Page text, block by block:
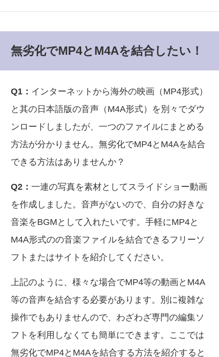
無劣化でMP4とM4Aを結合したい！
Q1： インターネットから海外の映画（MP4形式）
と其の日本語版の音声（M4A形式）を別々でダウ
ンロードしましたが、一つのファイルにまとめる
方法が分かりません。無劣化でMP4とM4Aを結合
できる方法はありませんか？
Q2：一連の写真を素材としてスライドショー動画
を作成しました。音声がないので、自分の好きな
音楽をBGMとして入れたいです。手軽にMP4と
M4A形式のの音楽ファイルを結合できるフリーソ
フトまたはサイトを紹介してください。
上記のように、様々な場合でMP4等の動画とM4A
等の音声を結合する必要があります。別に複雑な
操作でもありませんので、わざわざ専門の編集ソ
フトを利用しなくても簡単にできます。ここでは
無劣化でMP4とM4Aを結合する方法を紹介すると